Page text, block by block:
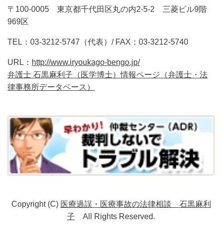
〒100-0005 東京都千代田区丸の内2-5-2 三菱ビル9階
969区
TEL：03-3212-5747（代表）/ FAX：03-3212-5740
URL： http://www.iryoukago-bengo.jp/
弁護士 石黒麻利子（医学博士）情報ページ（弁護士・法
律事務所データベース）
Copyright (C) 医療過誤・医療事故の法律相談 石黒麻利
子 All Rights Reserved.